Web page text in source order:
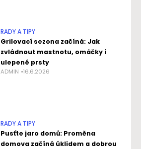
RADY A TIPY
Grilovací sezona začíná: Jak
zvládnout mastnotu, omáčky i
ulepené prsty
ADMIN 16.6.2026
RADY A TIPY
Pusťte jaro domů: Proměna
domova začíná úklidem a dobrou